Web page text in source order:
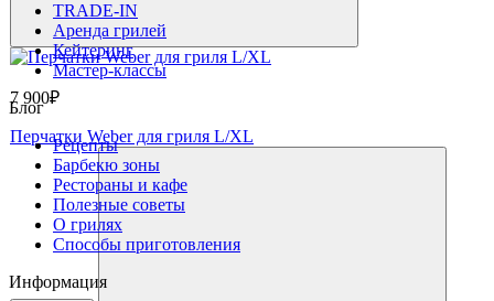
7 900₽
Перчатки Weber для гриля L/XL
TRADE-IN
Аренда грилей
Кейтеринг
Мастер-классы
Блог
Рецепты
Барбекю зоны
Рестораны и кафе
Полезные советы
О грилях
Способы приготовления
Информация